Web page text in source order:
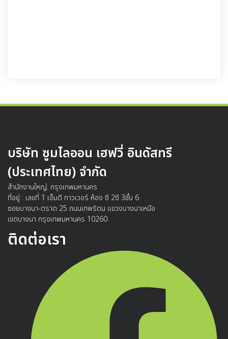
บริษัท ซูมไลออน เฮฟวี่ อินดัสทรี
(ประเทศไทย) จำกัด
สำนักงานใหญ่: กรุงเทพมหานคร
ที่อยู่ : เลขที่ 1 เอ็มดี ทาวเวอร์ ห้อง ซี 2ซี 3ชั้น 6
ซอยบางนา-ตราด 25 ถนนเทพรัตน แขวงบางนาเหนือ
เขตบางนา กรุงเทพมหานคร 10260
ติดต่อเรา